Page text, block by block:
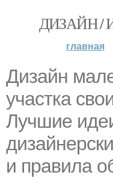
ДИЗАЙН /
главная
Дизайн
участка
Лучшие
и правила